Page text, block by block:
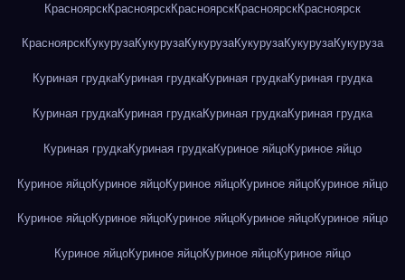
КрасноярскКрасноярскКрасноярскКрасноярскКрасноярск
КрасноярскКукурузаКукурузаКукурузаКукурузаКукурузаКукуруза
Куриная грудкаКуриная грудкаКуриная грудкаКуриная грудка
Куриная грудкаКуриная грудкаКуриная грудкаКуриная грудка
Куриная грудкаКуриная грудкаКуриное яйцоКуриное яйцо
Куриное яйцоКуриное яйцоКуриное яйцоКуриное яйцоКуриное яйцо
Куриное яйцоКуриное яйцоКуриное яйцоКуриное яйцоКуриное яйцо
Куриное яйцоКуриное яйцоКуриное яйцоКуриное яйцо